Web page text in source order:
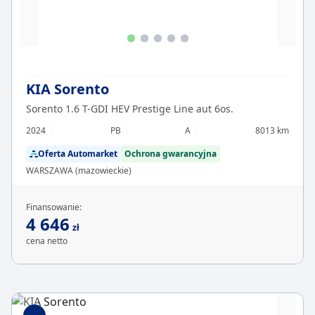
KIA Sorento
Sorento 1.6 T-GDI HEV Prestige Line aut 6os.
2024 PB A
8013 km
Oferta Automarket Ochrona gwarancyjna
WARSZAWA (mazowieckie)
Finansowanie:
4 646 zł
cena netto